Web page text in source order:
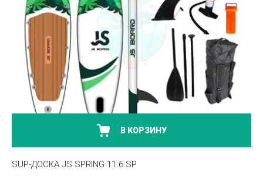
В КОРЗИНУ
SUP-ДОСКА JS SPRING 11.6 SP